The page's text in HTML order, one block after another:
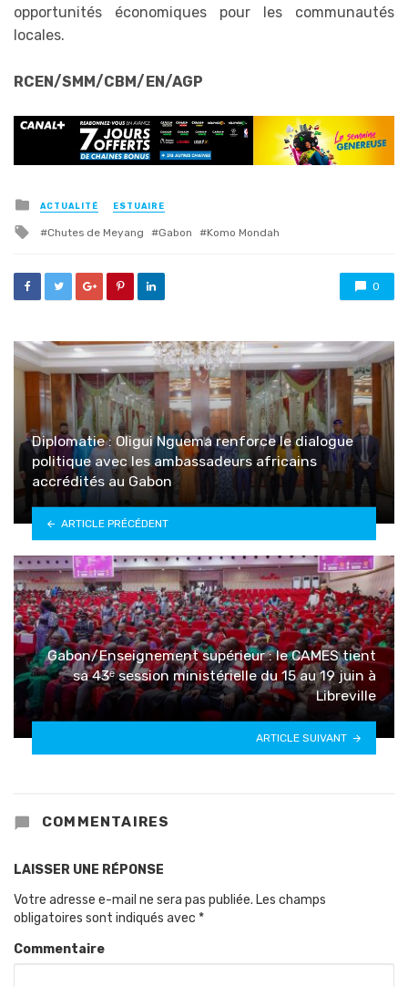
opportunités économiques pour les communautés
locales.
RCEN/SMM/CBM/EN/AGP
Posted
in
ACTUALITÉ ESTUAIRE
Tagged
Chutes de Meyang Gabon Komo Mondah
0
Diplomatie : Oligui Nguema renforce le dialogue
politique avec les ambassadeurs africains
accrédités au Gabon
ARTICLE PRÉCÉDENT
Gabon/Enseignement supérieur : le CAMES tient
sa 43ᵉ session ministérielle du 15 au 19 juin à
Libreville
ARTICLE SUIVANT
COMMENTAIRES
LAISSER UNE RÉPONSE
Votre adresse e-mail ne sera pas publiée. Les champs
obligatoires sont indiqués avec *
Commentaire